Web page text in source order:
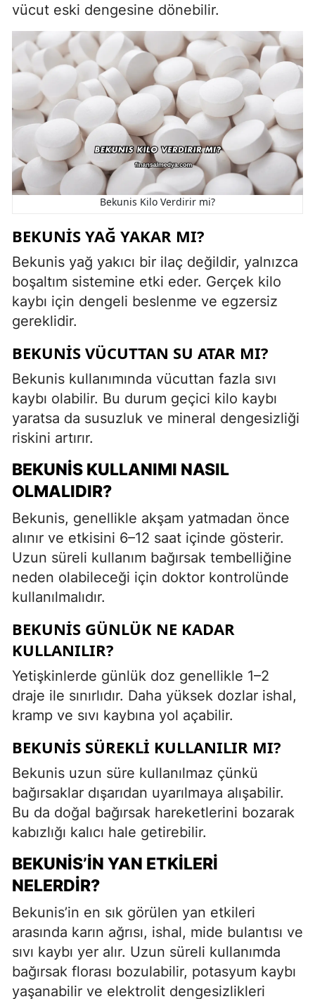
vücut eski dengesine dönebilir.
Bekunis Kilo Verdirir mi?
BEKUNIS YAĞ YAKAR MI?
Bekunis yağ yakıcı bir ilaç değildir, yalnızca
boşaltım sistemine etki eder. Gerçek kilo
kaybı için dengeli beslenme ve egzersiz
gereklidir.
BEKUNIS VÜCUTTAN SU ATAR MI?
Bekunis kullanımında vücuttan fazla sıvı
kaybı olabilir. Bu durum geçici kilo kaybı
yaratsa da susuzluk ve mineral dengesizliği
riskini artırır.
BEKUNIS KULLANIMI NASIL
OLMALIDIR?
Bekunis, genellikle akşam yatmadan önce
alınır ve etkisini 6–12 saat içinde gösterir.
Uzun süreli kullanım bağırsak tembelliğine
neden olabileceği için doktor kontrolünde
kullanılmalıdır.
BEKUNIS GÜNLÜK NE KADAR
KULLANILIR?
Yetişkinlerde günlük doz genellikle 1–2
draje ile sınırlıdır. Daha yüksek dozlar ishal,
kramp ve sıvı kaybına yol açabilir.
BEKUNIS SÜREKLI KULLANILIR MI?
Bekunis uzun süre kullanılmaz çünkü
bağırsaklar dışarıdan uyarılmaya alışabilir.
Bu da doğal bağırsak hareketlerini bozarak
kabızlığı kalıcı hale getirebilir.
BEKUNIS’IN YAN ETKILERI
NELERDIR?
Bekunis’in en sık görülen yan etkileri
arasında karın ağrısı, ishal, mide bulantısı ve
sıvı kaybı yer alır. Uzun süreli kullanımda
bağırsak florası bozulabilir, potasyum kaybı
yaşanabilir ve elektrolit dengesizlikleri